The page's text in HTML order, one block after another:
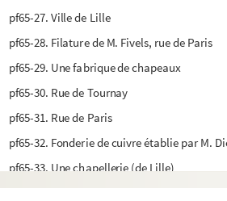
pf65-27. Ville de Lille
pf65-28. Filature de M. Fivels, rue de Paris
pf65-29. Une fabrique de chapeaux
pf65-30. Rue de Tournay
pf65-31. Rue de Paris
pf65-32. Fonderie de cuivre établie par M.
pf65-33. Une chapellerie (de Lille)